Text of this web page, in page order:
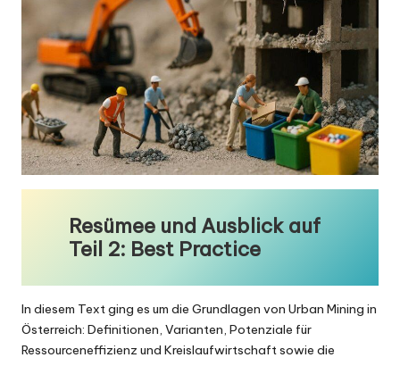
Resümee und Ausblick auf
Teil 2: Best Practice
In diesem Text ging es um die Grundlagen von Urban Mining in
Österreich: Definitionen, Varianten, Potenziale für
Ressourceneffizienz und Kreislaufwirtschaft sowie die